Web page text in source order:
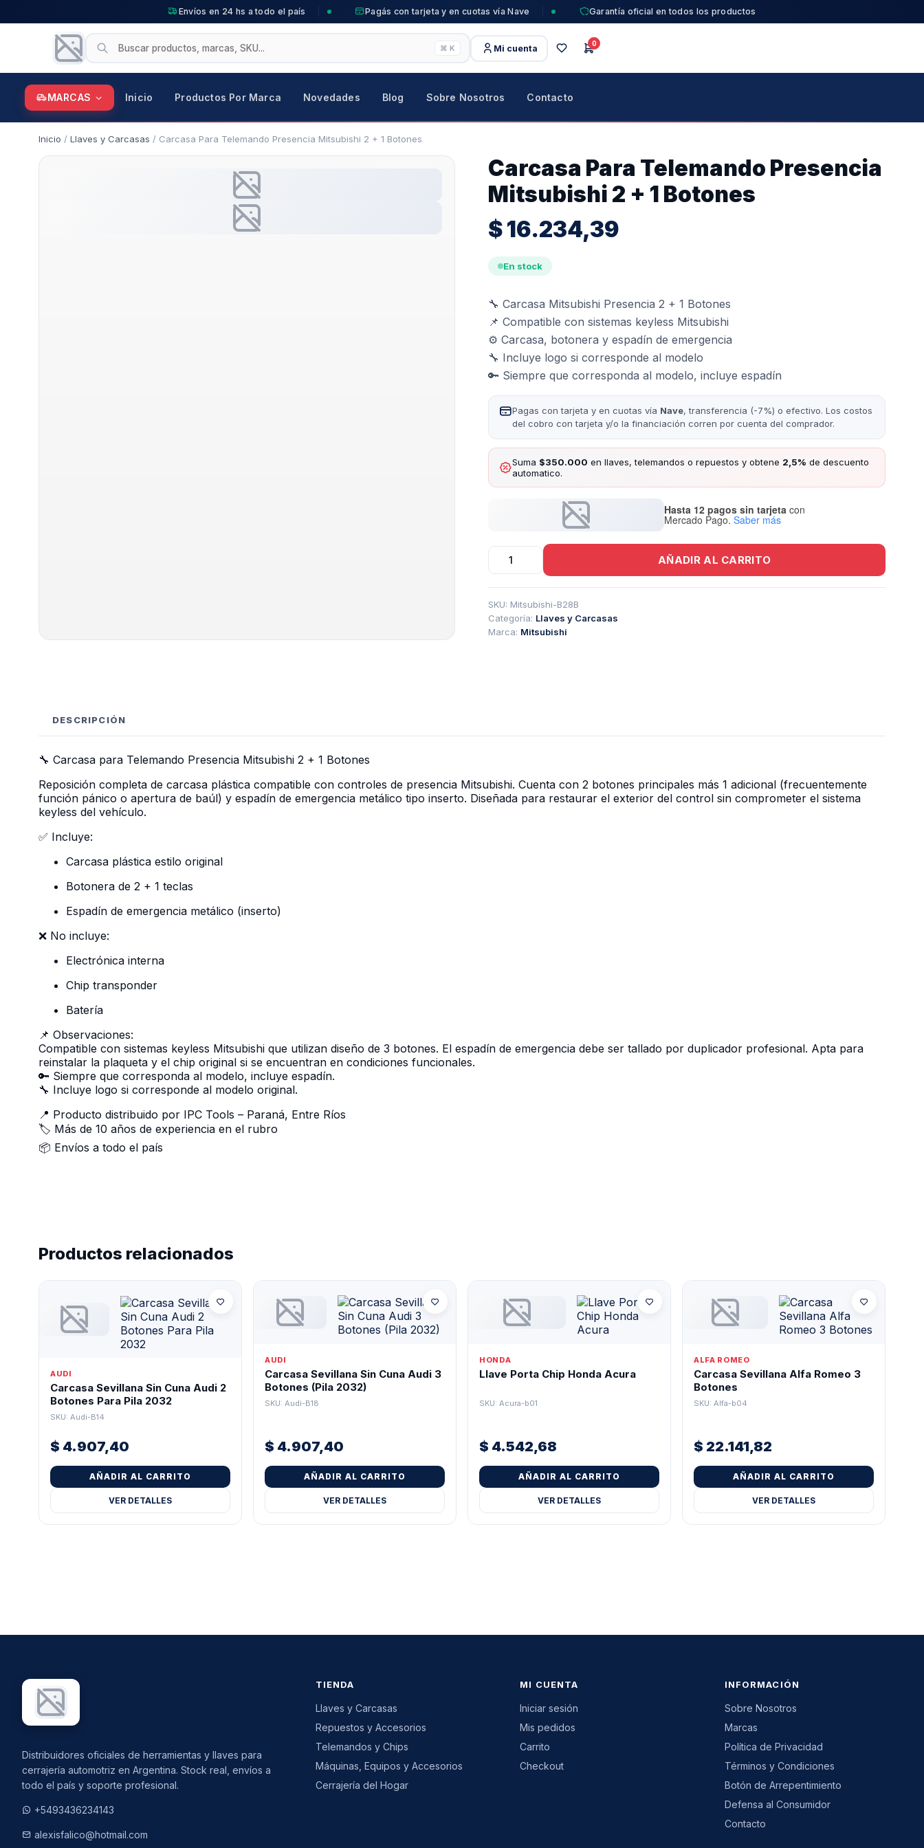
Envíos en 24 hs a todo el país Pagás con tarjeta y en cuotas vía Nave Garantía oficial en todos los productos
⌘ K Mi cuenta 0
MARCAS Inicio Productos Por Marca Novedades Blog Sobre Nosotros Contacto
Inicio / Llaves y Carcasas / Carcasa Para Telemando Presencia Mitsubishi 2 + 1 Botones
Carcasa Para Telemando Presencia
Mitsubishi 2 + 1 Botones
$16.234,39
En stock
🔧 Carcasa Mitsubishi Presencia 2 + 1 Botones
📌 Compatible con sistemas keyless Mitsubishi
⚙️ Carcasa, botonera y espadín de emergencia
🔧 Incluye logo si corresponde al modelo
🔑 Siempre que corresponda al modelo, incluye espadín
Pagas con tarjeta y en cuotas vía Nave, transferencia (-7%) o efectivo. Los costos
del cobro con tarjeta y/o la financiación corren por cuenta del comprador.
Suma $350.000 en llaves, telemandos o repuestos y obtene 2,5% de descuento
automatico.
Hasta 12 pagos sin tarjetacon
Mercado Pago. Saber más
Carcasa
Para
Mitsubishi
2
+
AÑADIR AL CARRITO
SKU: Mitsubishi-B28B
Categoría: Llaves y Carcasas
Marca: Mitsubishi
DESCRIPCIÓN
🔧 Carcasa para Telemando Presencia Mitsubishi 2 + 1 Botones
Reposición completa de carcasa plástica compatible con controles de presencia Mitsubishi. Cuenta con 2 botones principales más 1 adicional (frecuentemente
función pánico o apertura de baúl) y espadín de emergencia metálico tipo inserto. Diseñada para restaurar el exterior del control sin comprometer el sistema
keyless del vehículo.
✅ Incluye:
Carcasa plástica estilo original
Botonera de 2 + 1 teclas
Espadín de emergencia metálico (inserto)
❌ No incluye:
Electrónica interna
Chip transponder
Batería
📌 Observaciones:
Compatible con sistemas keyless Mitsubishi que utilizan diseño de 3 botones. El espadín de emergencia debe ser tallado por duplicador profesional. Apta para
reinstalar la plaqueta y el chip original si se encuentran en condiciones funcionales.
🔑 Siempre que corresponda al modelo, incluye espadín.
🔧 Incluye logo si corresponde al modelo original.
📍 Producto distribuido por IPC Tools – Paraná, Entre Ríos
🏷️ Más de 10 años de experiencia en el rubro
📦 Envíos a todo el país
Productos relacionados
AUDI
Carcasa Sevillana Sin Cuna Audi 2
Botones Para Pila 2032
SKU: Audi-B14
$ 4.907,40
AÑADIR AL CARRITO
VER DETALLES
AUDI
Carcasa Sevillana Sin Cuna Audi 3
Botones (Pila 2032)
SKU: Audi-B18
$ 4.907,40
AÑADIR AL CARRITO
VER DETALLES
HONDA
Llave Porta Chip Honda Acura
SKU: Acura-b01
$ 4.542,68
AÑADIR AL CARRITO
VER DETALLES
ALFA ROMEO
Carcasa Sevillana Alfa Romeo 3
Botones
SKU: Alfa-b04
$ 22.141,82
AÑADIR AL CARRITO
VER DETALLES
Distribuidores oficiales de herramientas y llaves para
cerrajería automotriz en Argentina. Stock real, envíos a
todo el país y soporte profesional.
+5493436234143
alexisfalico@hotmail.com
TIENDA
Llaves y Carcasas
Repuestos y Accesorios
Telemandos y Chips
Máquinas, Equipos y Accesorios
Cerrajería del Hogar
MI CUENTA
Iniciar sesión
Mis pedidos
Carrito
Checkout
INFORMACIÓN
Sobre Nosotros
Marcas
Política de Privacidad
Términos y Condiciones
Botón de Arrepentimiento
Defensa al Consumidor
Contacto